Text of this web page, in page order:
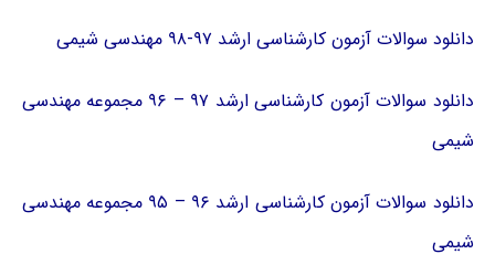
دانلود سوالات آزمون کارشناسی ارشد ۹۷-۹۸ مهندسی شیمی
دانلود سوالات آزمون کارشناسی ارشد ۹۷ – ۹۶ مجموعه مهندسی
شیمی
دانلود سوالات آزمون کارشناسی ارشد ۹۶ – ۹۵ مجموعه مهندسی
شیمی